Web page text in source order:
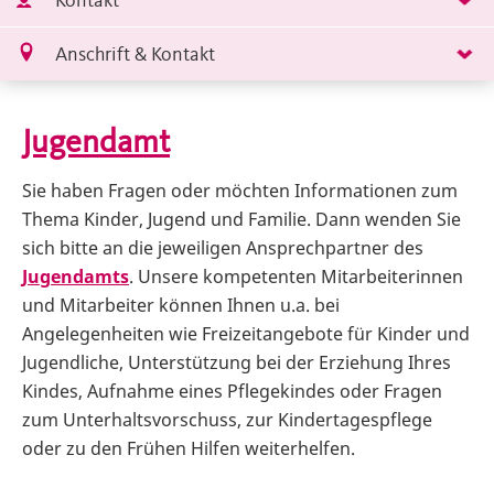
Anschrift & Kontakt
Jugendamt
Sie haben Fragen oder möchten Informationen zum
Thema Kinder, Jugend und Familie. Dann wenden Sie
sich bitte an die jeweiligen Ansprechpartner des
Jugendamts. Unsere kompetenten Mitarbeiterinnen
und Mitarbeiter können Ihnen u.a. bei
Angelegenheiten wie Freizeitangebote für Kinder und
Jugendliche, Unterstützung bei der Erziehung Ihres
Kindes, Aufnahme eines Pflegekindes oder Fragen
zum Unterhaltsvorschuss, zur Kindertagespflege
oder zu den Frühen Hilfen weiterhelfen.